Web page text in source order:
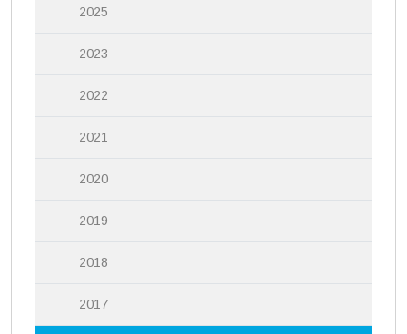
2025
2023
2022
2021
2020
2019
2018
2017